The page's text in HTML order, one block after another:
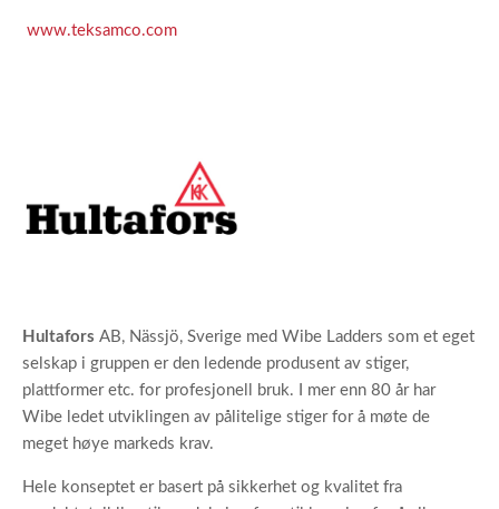
www.teksamco.com
Hultafors AB, Nässjö, Sverige med Wibe Ladders som et eget
selskap i gruppen er den ledende produsent av stiger,
plattformer etc. for profesjonell bruk. I mer enn 80 år har
Wibe ledet utviklingen av pålitelige stiger for å møte de
meget høye markeds krav.
Hele konseptet er basert på sikkerhet og kvalitet fra